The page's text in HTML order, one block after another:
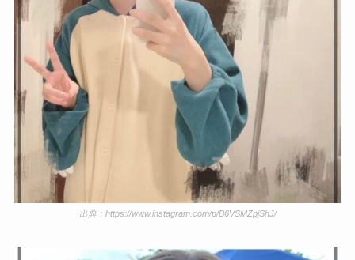
出典：https://www.instagram.com/p/B6VSMZpjShJ/